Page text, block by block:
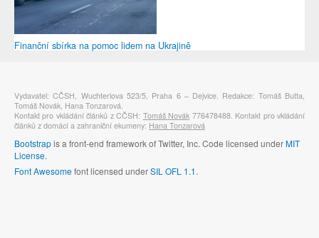
Finanční sbírka na pomoc lidem na Ukrajině
Vydavatel: CČSH, Wuchterlova 523/5, Praha 6 – Dejvice. Redakce: Tomáš Butta,
Tomáš Novák, Hana Tonzarová.
Kontakt pro vkládání článků z CČSH: Tomáš Novák 776478488. Kontakt pro vkládání
článků z domácí a zahraniční ekumeny: Hana Tonzarová
Bootstrapis a front-end framework of Twitter, Inc. Code licensed underMIT
License.
Font Awesomefont licensed underSIL OFL 1.1.